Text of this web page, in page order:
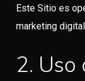
Este Sitio es
marketing
2. Uso